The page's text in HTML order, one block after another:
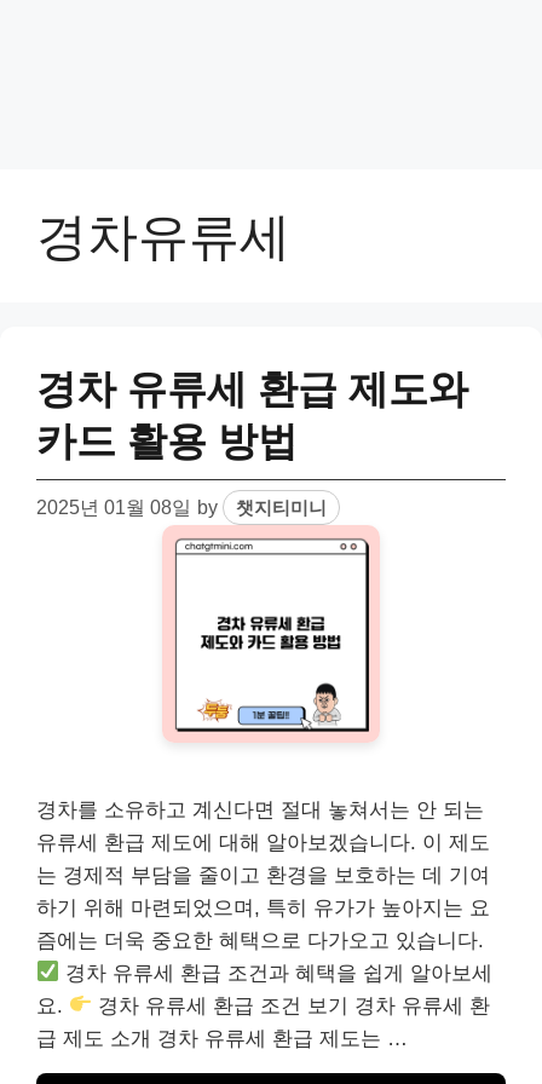
경차유류세
경차 유류세 환급 제도와
카드 활용 방법
2025년 01월 08일 by 챗지티미니
경차를 소유하고 계신다면 절대 놓쳐서는 안 되는
유류세 환급 제도에 대해 알아보겠습니다. 이 제도
는 경제적 부담을 줄이고 환경을 보호하는 데 기여
하기 위해 마련되었으며, 특히 유가가 높아지는 요
즘에는 더욱 중요한 혜택으로 다가오고 있습니다.
경차 유류세 환급 조건과 혜택을 쉽게 알아보세
요.
경차 유류세 환급 조건 보기 경차 유류세 환
급 제도 소개 경차 유류세 환급 제도는 …